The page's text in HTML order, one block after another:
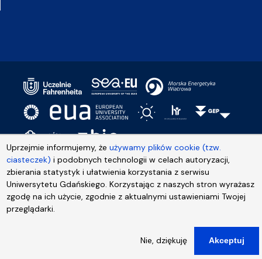
Uprzejmie informujemy, żeużywamy plików cookie (tzw.
ciasteczek) i podobnych technologii w celach autoryzacji,
zbierania statystyk i ułatwienia korzystania z serwisu
Uniwersytetu Gdańskiego. Korzystając z naszych stron wyrażasz
zgodę na ich użycie, zgodnie z aktualnymi ustawieniami Twojej
przeglądarki.
Nie, dziękuję Akceptuj